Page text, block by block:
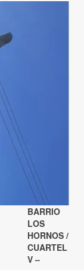
BARRIO
LOS
HORNOS /
CUARTEL
V –